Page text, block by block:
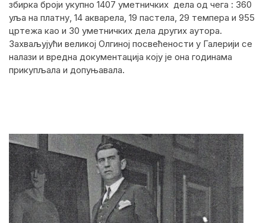
збирка броји укупно 1407 уметничких дела од чега : 360
уља на платну, 14 акварела, 19 пастела, 29 темпера и 955
цртежа као и 30 уметничких дела других аутора.
Захваљујући великој Олгиној посвећености у Галерији се
налази и вредна документација коју је она годинама
прикупљала и допуњавала.